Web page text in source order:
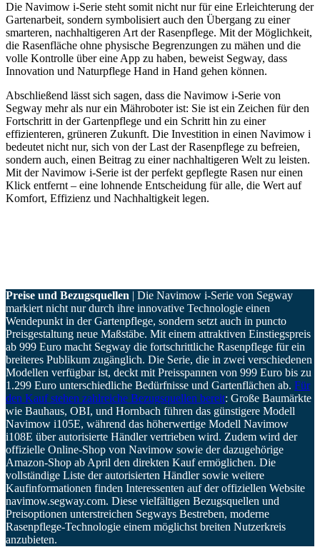
Die Navimow i-Serie steht somit nicht nur für eine Erleichterung der
Gartenarbeit, sondern symbolisiert auch den Übergang zu einer
smarteren, nachhaltigeren Art der Rasenpflege. Mit der Möglichkeit,
die Rasenfläche ohne physische Begrenzungen zu mähen und die
volle Kontrolle über eine App zu haben, beweist Segway, dass
Innovation und Naturpflege Hand in Hand gehen können.
Abschließend lässt sich sagen, dass die Navimow i-Serie von
Segway mehr als nur ein Mähroboter ist: Sie ist ein Zeichen für den
Fortschritt in der Gartenpflege und ein Schritt hin zu einer
effizienteren, grüneren Zukunft. Die Investition in einen Navimow i
bedeutet nicht nur, sich von der Last der Rasenpflege zu befreien,
sondern auch, einen Beitrag zu einer nachhaltigeren Welt zu leisten.
Mit der Navimow i-Serie ist der perfekt gepflegte Rasen nur einen
Klick entfernt – eine lohnende Entscheidung für alle, die Wert auf
Komfort, Effizienz und Nachhaltigkeit legen.
Preise und Bezugsquellen | Die Navimow i-Serie von Segway
markiert nicht nur durch ihre innovative Technologie einen
Wendepunkt in der Gartenpflege, sondern setzt auch in puncto
Preisgestaltung neue Maßstäbe. Mit einem attraktiven Einstiegspreis
ab 999 Euro macht Segway die fortschrittliche Rasenpflege für ein
breiteres Publikum zugänglich. Die Serie, die in zwei verschiedenen
Modellen verfügbar ist, deckt mit Preisspannen von 999 Euro bis zu
1.299 Euro unterschiedliche Bedürfnisse und Gartenflächen ab. Für
den Kauf stehen zahlreiche Bezugsquellen bereit: Große Baumärkte
wie Bauhaus, OBI, und Hornbach führen das günstigere Modell
Navimow i105E, während das höherwertige Modell Navimow
i108E über autorisierte Händler vertrieben wird. Zudem wird der
offizielle Online-Shop von Navimow sowie der dazugehörige
Amazon-Shop ab April den direkten Kauf ermöglichen. Die
vollständige Liste der autorisierten Händler sowie weitere
Kaufinformationen finden Interessenten auf der offiziellen Website
navimow.segway.com. Diese vielfältigen Bezugsquellen und
Preisoptionen unterstreichen Segways Bestreben, moderne
Rasenpflege-Technologie einem möglichst breiten Nutzerkreis
anzubieten.